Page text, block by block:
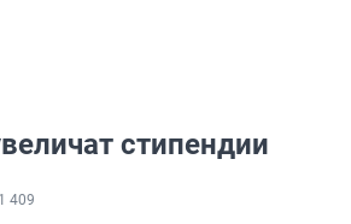
стипендии
1 409